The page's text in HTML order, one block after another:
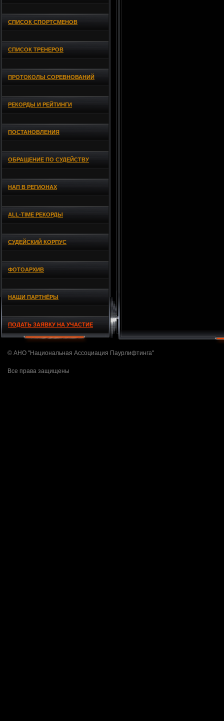
СПИСОК СПОРТСМЕНОВ
СПИСОК ТРЕНЕРОВ
ПРОТОКОЛЫ СОРЕВНОВАНИЙ
РЕКОРДЫ И РЕЙТИНГИ
ПОСТАНОВЛЕНИЯ
ОБРАЩЕНИЕ ПО СУДЕЙСТВУ
НАП В РЕГИОНАХ
ALL-TIME РЕКОРДЫ
СУДЕЙСКИЙ КОРПУС
ФОТОАРХИВ
НАШИ ПАРТНЁРЫ
ПОДАТЬ ЗАЯВКУ НА УЧАСТИЕ
© АНО "Национальная Ассоциация Паурлифтинга"
Все права защищены